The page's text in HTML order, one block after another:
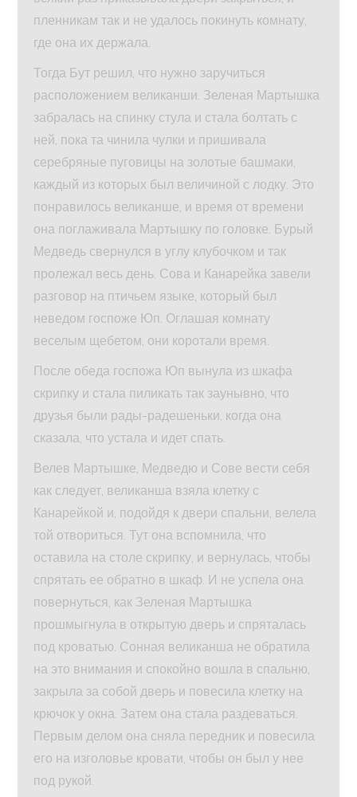
пленникам так и не удалось покинуть комнату,
где она их держала.
Тогда Бут решил, что нужно заручиться
расположением великанши. Зеленая Мартышка
забралась на спинку стула и стала болтать с
ней, пока та чинила чулки и пришивала
серебряные пуговицы на золотые башмаки,
каждый из которых был величиной с лодку. Это
понравилось великанше, и время от времени
она поглаживала Мартышку по головке. Бурый
Медведь свернулся в углу клубочком и так
пролежал весь день. Сова и Канарейка завели
разговор на птичьем языке, который был
неведом госпоже Юп. Оглашая комнату
веселым щебетом, они коротали время.
После обеда госпожа Юп вынула из шкафа
скрипку и стала пиликать так заунывно, что
друзья были рады-радешеньки, когда она
сказала, что устала и идет спать.
Велев Мартышке, Медведю и Сове вести себя
как следует, великанша взяла клетку с
Канарейкой и, подойдя к двери спальни, велела
той отвориться. Тут она вспомнила, что
оставила на столе скрипку, и вернулась, чтобы
спрятать ее обратно в шкаф. И не успела она
повернуться, как Зеленая Мартышка
прошмыгнула в открытую дверь и спряталась
под кроватью. Сонная великанша не обратила
на это внимания и спокойно вошла в спальню,
закрыла за собой дверь и повесила клетку на
крючок у окна. Затем она стала раздеваться.
Первым делом она сняла передник и повесила
его на изголовье кровати, чтобы он был у нее
под рукой.